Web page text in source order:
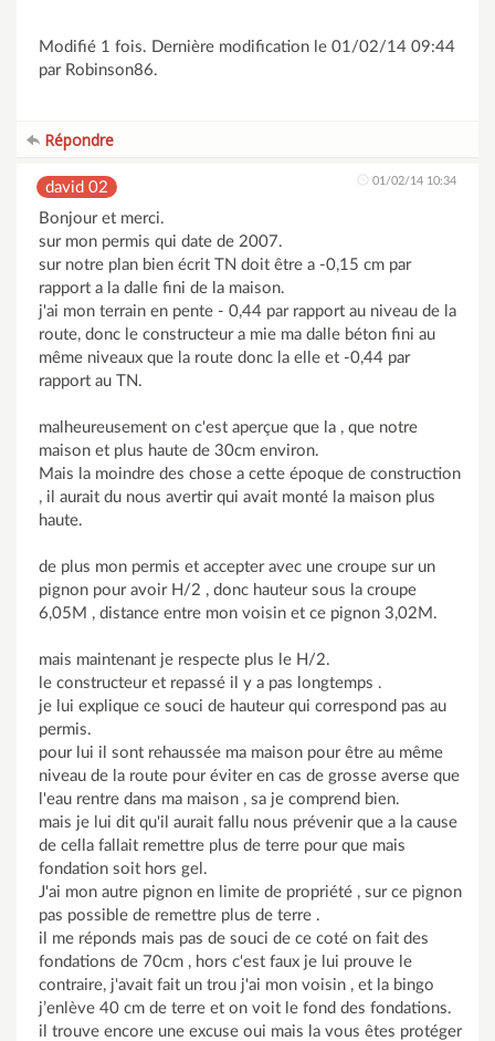
Modifié 1 fois. Dernière modification le 01/02/14 09:44
par Robinson86.
Répondre
david 02 01/02/14 10:34
Bonjour et merci.
sur mon permis qui date de 2007.
sur notre plan bien écrit TN doit être a -0,15 cm par
rapport a la dalle fini de la maison.
j'ai mon terrain en pente - 0,44 par rapport au niveau de la
route, donc le constructeur a mie ma dalle béton fini au
même niveaux que la route donc la elle et -0,44 par
rapport au TN.
malheureusement on c'est aperçue que la , que notre
maison et plus haute de 30cm environ.
Mais la moindre des chose a cette époque de construction
, il aurait du nous avertir qui avait monté la maison plus
haute.
de plus mon permis et accepter avec une croupe sur un
pignon pour avoir H/2 , donc hauteur sous la croupe
6,05M , distance entre mon voisin et ce pignon 3,02M.
mais maintenant je respecte plus le H/2.
le constructeur et repassé il y a pas longtemps .
je lui explique ce souci de hauteur qui correspond pas au
permis.
pour lui il sont rehaussée ma maison pour être au même
niveau de la route pour éviter en cas de grosse averse que
l'eau rentre dans ma maison , sa je comprend bien.
mais je lui dit qu'il aurait fallu nous prévenir que a la cause
de cella fallait remettre plus de terre pour que mais
fondation soit hors gel.
J'ai mon autre pignon en limite de propriété , sur ce pignon
pas possible de remettre plus de terre .
il me réponds mais pas de souci de ce coté on fait des
fondations de 70cm , hors c'est faux je lui prouve le
contraire, j'avait fait un trou j'ai mon voisin , et la bingo
j’enlève 40 cm de terre et on voit le fond des fondations.
il trouve encore une excuse oui mais la vous êtes protéger